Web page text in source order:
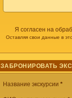
Я согласен на
Оставляя свои данные в
ЗАБРОНИРОВАТЬ
Название экскурсии *